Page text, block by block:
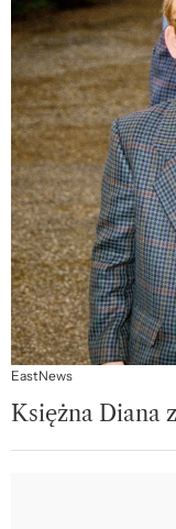
EastNews
Księżna Diana